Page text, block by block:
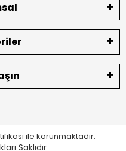
ile korunmaktadır.
Saklıdır